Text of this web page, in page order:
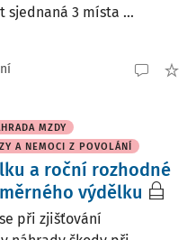
sjednaná 3 místa ...
MZDY
A NEMOCI Z POVOLÁNÍ
a roční rozhodné
výdělku
při zjišťování